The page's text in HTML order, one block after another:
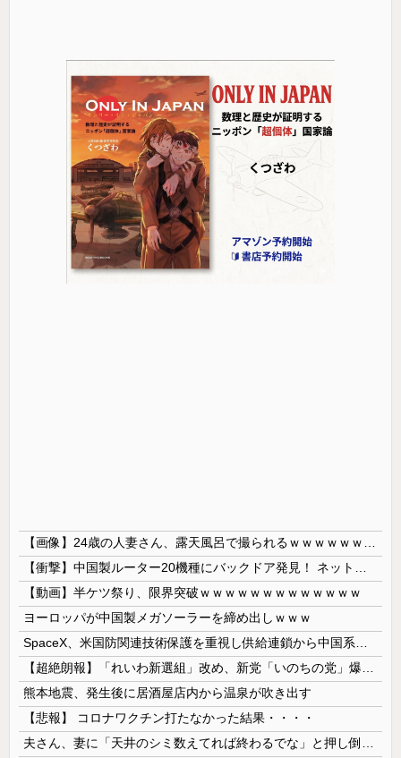
【動画】半ケツ祭り、限界突破ｗｗｗｗｗｗｗｗｗｗｗｗｗ
ヨーロッパが中国製メガソーラーを締め出しｗｗｗ
熊本地震、発生後に居酒屋店内から温泉が吹き出す
【悲報】 コロナワクチン打たなかった結果・・・・